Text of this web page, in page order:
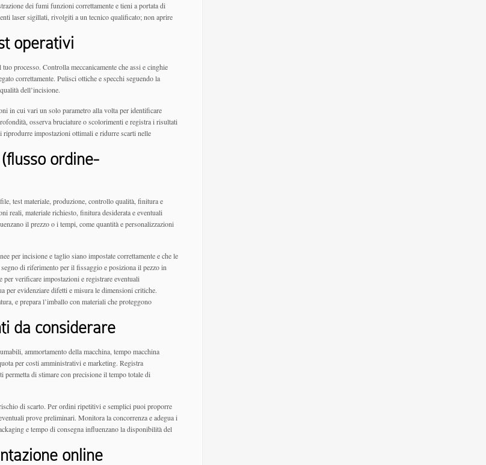
dei fumi funzioni correttamente e tieni a portata di
laser sigillati, rivolgiti a un tecnico qualificato; non aprire
operativi
processo. Controlla meccanicamente che assi e cinghie
correttamente. Pulisci ottiche e specchi seguendo la
dell’incisione.
in cui vari un solo parametro alla volta per identificare
osserva bruciature o scolorimenti e registra i risultati
riprodurre impostazioni ottimali e ridurre scarti nelle
ordine-
test materiale, produzione, controllo qualità, finitura e
reali, materiale richiesto, finitura desiderata e eventuali
il prezzo o i tempi, come quantità e personalizzazioni
per incisione e taglio siano impostate correttamente e che le
di riferimento per il fissaggio e posiziona il pezzo in
verificare impostazioni e registrare eventuali
per evidenziare difetti e misura le dimensioni critiche.
e prepara l’imballo con materiali che proteggono
da considerare
ammortamento della macchina, tempo macchina
per costi amministrativi e marketing. Registra
permetta di stimare con precisione il tempo totale di
di scarto. Per ordini ripetitivi e semplici puoi proporre
prove preliminari. Monitora la concorrenza e adegua i
e tempo di consegna influenzano la disponibilità del
online